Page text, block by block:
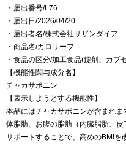
・届出番号/L76
・届出日/2026/04/20
・届出者名/株式会社サザンダイア
・商品名/カロリーフ
・食品の区分/加工食品(錠剤、カプ
【機能性関与成分名】
チャカサポニン
【表示しようとする機能性】
本品にはチャカサポニンが含まれ
体脂肪、お腹の脂肪（内臓脂肪、
サポートすることで、高めのBMIを